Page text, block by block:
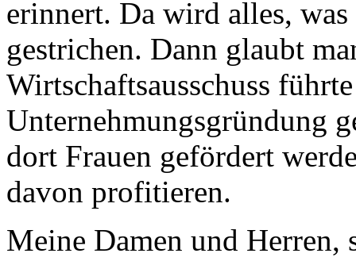
erinnert. Da wird alles,
gestrichen. Dann glaubt
Wirtschaftsausschuss
Unternehmungsgründung
dort Frauen gefördert
davon profitieren.
Meine Damen und Herren,